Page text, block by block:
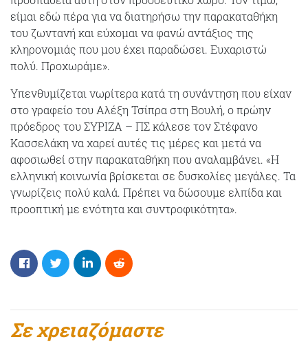
είμαι εδώ πέρα για να διατηρήσω την παρακαταθήκη
του ζωντανή και εύχομαι να φανώ αντάξιος της
κληρονομιάς που μου έχει παραδώσει. Ευχαριστώ
πολύ. Προχωράμε».
Υπενθυμίζεται νωρίτερα κατά τη συνάντηση που είχαν
στο γραφείο του Αλέξη Τσίπρα στη Βουλή, ο πρώην
πρόεδρος του ΣΥΡΙΖΑ – ΠΣ κάλεσε τον Στέφανο
Κασσελάκη να χαρεί αυτές τις μέρες και μετά να
αφοσιωθεί στην παρακαταθήκη που αναλαμβάνει. «Η
ελληνική κοινωνία βρίσκεται σε δυσκολίες μεγάλες. Τα
γνωρίζεις πολύ καλά. Πρέπει να δώσουμε ελπίδα και
προοπτική με ενότητα και συντροφικότητα».
Σε χρειαζόμαστε